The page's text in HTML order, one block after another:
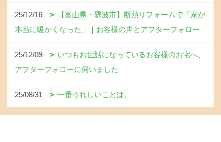
25/12/16
【富山県・礪波市】断熱リフォームで「家が
本当に暖かくなった」｜お客様の声とアフターフォロー
25/12/09
いつもお世話になっているお客様のお宅へ、
アフターフォローに伺いました
25/08/31 一番うれしいことは、